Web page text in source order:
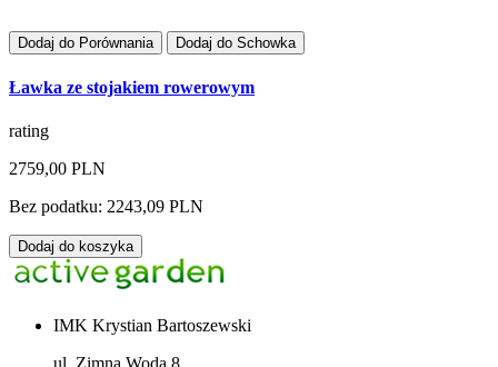
Dodaj do Porównania Dodaj do Schowka
Ławka ze stojakiem rowerowym
rating
2759,00 PLN
Bez podatku: 2243,09 PLN
Dodaj do koszyka
IMK Krystian Bartoszewski